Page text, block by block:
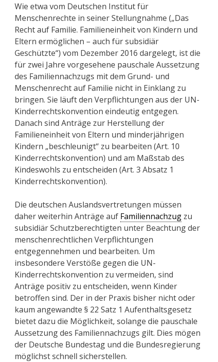
Wie etwa vom Deutschen Institut für
Menschenrechte in seiner Stellungnahme („Das
Recht auf Familie. Familieneinheit von Kindern und
Eltern ermöglichen – auch für subsidiär
Geschützte“) vom Dezember 2016 dargelegt, ist die
für zwei Jahre vorgesehene pauschale Aussetzung
des Familiennachzugs mit dem Grund- und
Menschenrecht auf Familie nicht in Einklang zu
bringen. Sie läuft den Verpflichtungen aus der UN-
Kinderrechtskonvention eindeutig entgegen.
Danach sind Anträge zur Herstellung der
Familieneinheit von Eltern und minderjährigen
Kindern „beschleunigt“ zu bearbeiten (Art. 10
Kinderrechtskonvention) und am Maßstab des
Kindeswohls zu entscheiden (Art. 3 Absatz 1
Kinderrechtskonvention).
Die deutschen Auslandsvertretungen müssen
daher weiterhin Anträge auf Familiennachzug zu
subsidiär Schutzberechtigten unter Beachtung der
menschenrechtlichen Verpflichtungen
entgegennehmen und bearbeiten. Um
insbesondere Verstöße gegen die UN-
Kinderrechtskonvention zu vermeiden, sind
Anträge positiv zu entscheiden, wenn Kinder
betroffen sind. Der in der Praxis bisher nicht oder
kaum angewandte § 22 Satz 1 Aufenthaltsgesetz
bietet dazu die Möglichkeit, solange die pauschale
Aussetzung des Familiennachzugs gilt. Dies mögen
der Deutsche Bundestag und die Bundesregierung
möglichst schnell sicherstellen.